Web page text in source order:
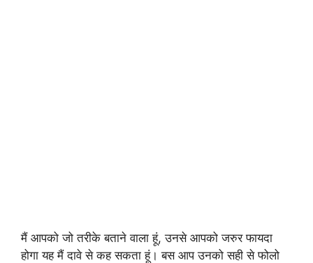
मैं आपको जो तरीके बताने वाला हूं, उनसे आपको जरुर फायदा
होगा यह मैं दावे से कह सकता हूं। बस आप उनको सही से फोलो